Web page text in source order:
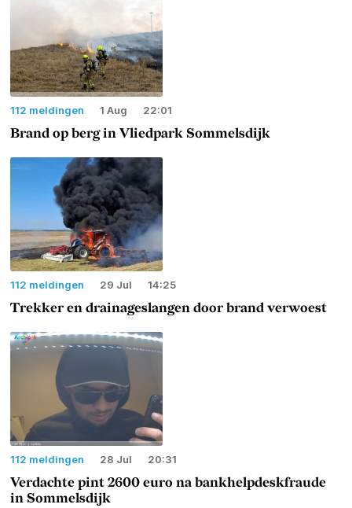
112 meldingen 1 Aug 22:01
Brand op berg in Vliedpark Sommelsdijk
112 meldingen 29 Jul 14:25
Trekker en drainageslangen door brand verwoest
112 meldingen 28 Jul 20:31
Verdachte pint 2600 euro na bankhelpdeskfraude
in Sommelsdijk